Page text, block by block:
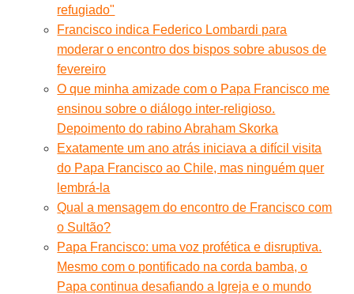
refugiado"
Francisco indica Federico Lombardi para
moderar o encontro dos bispos sobre abusos de
fevereiro
O que minha amizade com o Papa Francisco me
ensinou sobre o diálogo inter-religioso.
Depoimento do rabino Abraham Skorka
Exatamente um ano atrás iniciava a difícil visita
do Papa Francisco ao Chile, mas ninguém quer
lembrá-la
Qual a mensagem do encontro de Francisco com
o Sultão?
Papa Francisco: uma voz profética e disruptiva.
Mesmo com o pontificado na corda bamba, o
Papa continua desafiando a Igreja e o mundo